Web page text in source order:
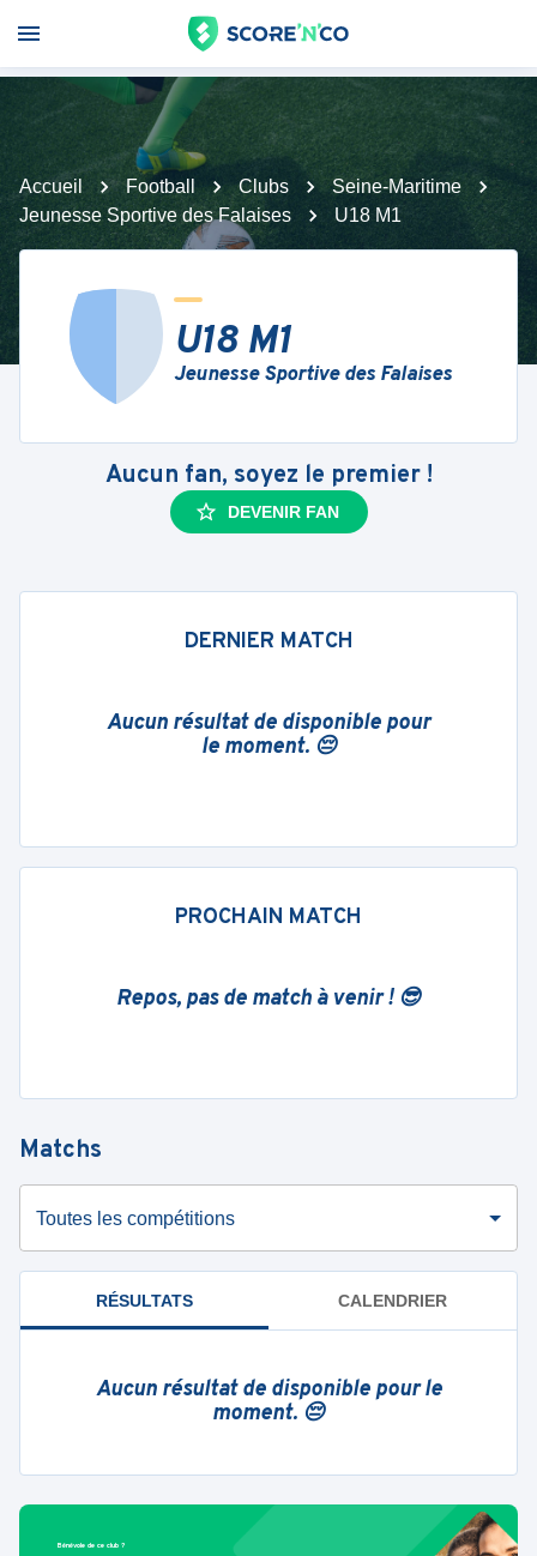
Accueil Football Clubs
Seine-Maritime
Jeunesse Sportive des Falaises
U18 M1
U18 M1
Jeunesse Sportive des Falaises
Aucun fan, soyez le premier !
DEVENIR FAN
DERNIER MATCH
Aucun résultat de disponible pour
le moment. 😔
PROCHAIN MATCH
Repos, pas de match à venir ! 😎
Matchs
Toutes les compétitions
RÉSULTATS CALENDRIER
Aucun résultat de disponible pour le
moment. 😔
Bénévole de ce club ?